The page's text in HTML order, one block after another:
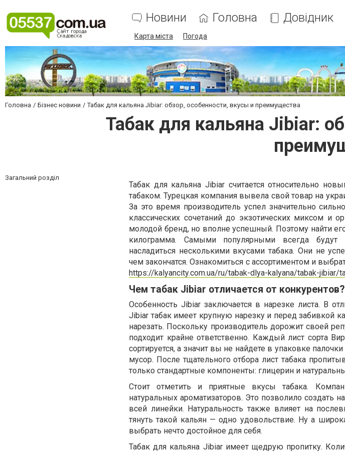
Новини Головна Довідник
Карта міста Погода
Головна Бізнес новини Табак для кальяна Jibiar: обзор, особенности, вкусы и преимущества
Табак для кальяна Jibiar:
Загальний розділ
Табак для кальяна Jibiar считается относительно
табаком. Турецкая компания вывела свой товар на
За это время производитель успел значительно
классических сочетаний до экзотических миксом и
молодой бренд, но вполне успешный. Поэтому найти
килограмма. Самыми популярными всегда будут
насладиться несколькими вкусами табака. Они не
чем закончатся. Ознакомиться с ассортиментом и
https://kalyancity.com.ua/ru/tabak-dlya-kalyana/tabak-jibiar/
Чем табак Jibiar отличается от конкурентов?
Особенность Jibiar заключается в нарезке листа. В
Jibiar табак имеет крупную нарезку и перед забивкой
нарезать. Поскольку производитель дорожит своей
подходит крайне ответственно. Каждый лист сорта
сортируется, а значит вы не найдете в упаковке
мусор. После тщательного отбора лист табака
только стандартные компоненты: глицерин и
Стоит отметить и приятные вкусы табака.
натуральных ароматизаторов. Это позволило создать
всей линейки. Натуральность также влияет на
тянуть такой кальян — одно удовольствие. Ну а
выбрать нечто достойное для себя.
Табак для кальяна Jibiar имеет щедрую пропитку.